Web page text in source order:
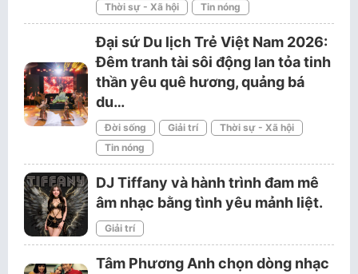
Thời sự - Xã hội Tin nóng
Đại sứ Du lịch Trẻ Việt Nam 2026:
Đêm tranh tài sôi động lan tỏa tinh
thần yêu quê hương, quảng bá
du…
Đời sống Giải trí
Thời sự - Xã hội
Tin nóng
DJ Tiffany và hành trình đam mê
âm nhạc bằng tình yêu mảnh liệt.
Giải trí
Tâm Phương Anh chọn dòng nhạc